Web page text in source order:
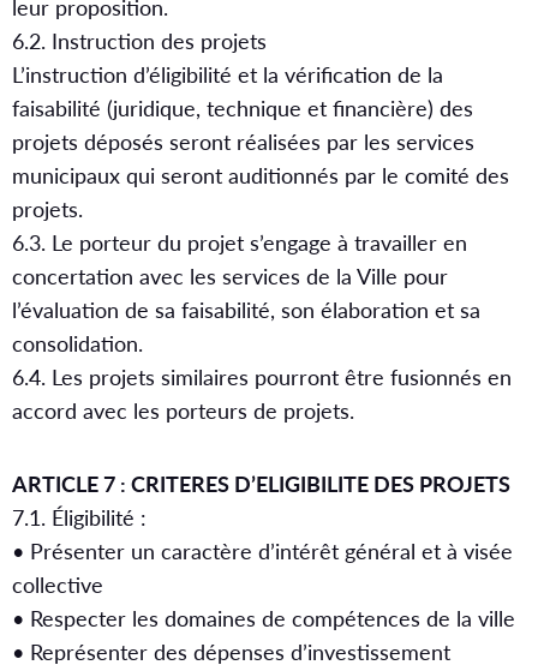
leur proposition.
6.2. Instruction des projets
L’instruction d’éligibilité et la vérification de la
faisabilité (juridique, technique et financière) des
projets déposés seront réalisées par les services
municipaux qui seront auditionnés par le comité des
projets.
6.3. Le porteur du projet s’engage à travailler en
concertation avec les services de la Ville pour
l’évaluation de sa faisabilité, son élaboration et sa
consolidation.
6.4. Les projets similaires pourront être fusionnés en
accord avec les porteurs de projets.
ARTICLE 7 : CRITERES D’ELIGIBILITE DES PROJETS
7.1. Éligibilité :
• Présenter un caractère d’intérêt général et à visée
collective
• Respecter les domaines de compétences de la ville
• Représenter des dépenses d’investissement